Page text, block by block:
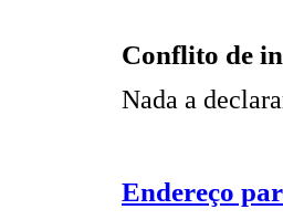
Conflito de
Nada a
Endereço